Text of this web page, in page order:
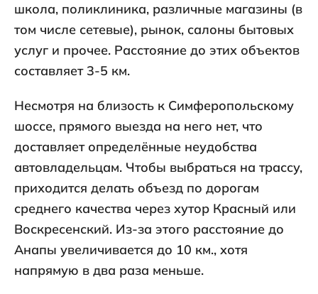
школа, поликлиника, различные магазины (в
том числе сетевые), рынок, салоны бытовых
услуг и прочее. Расстояние до этих объектов
составляет 3-5 км.
Несмотря на близость к Симферопольскому
шоссе, прямого выезда на него нет, что
доставляет определённые неудобства
автовладельцам. Чтобы выбраться на трассу,
приходится делать объезд по дорогам
среднего качества через хутор Красный или
Воскресенский. Из-за этого расстояние до
Анапы увеличивается до 10 км., хотя
напрямую в два раза меньше.